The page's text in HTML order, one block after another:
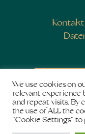
Kontakt
We use cookies on
relevant experience
and repeat visits. By
the use of ALL the
"Cookie Settings" to